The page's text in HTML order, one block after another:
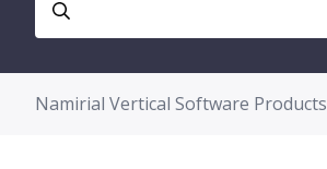
Namirial Vertical Software Products